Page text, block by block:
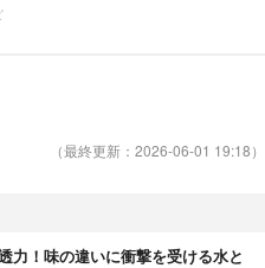
（最終更新：2026-06-01 19:18）
力！味の違いに衝撃を受ける水と